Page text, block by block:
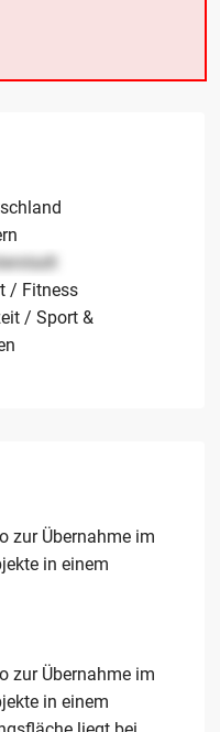
/ Fitness
/ Sport &
zur Übernahme im
in einem
zur Übernahme im
in einem